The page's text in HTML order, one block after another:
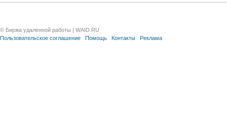
© Биржа удаленной работы | WAID.RU
Пользовательское соглашение
Помощь Контакты Реклама